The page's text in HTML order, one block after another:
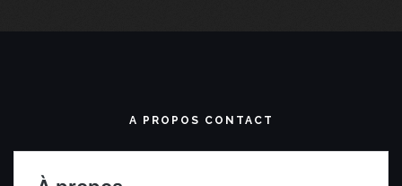
A PROPOS CONTACT